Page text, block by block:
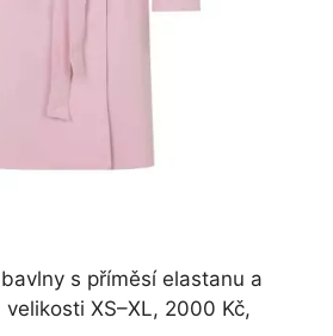
s příměsí elastanu a
XS–XL, 2000 Kč,